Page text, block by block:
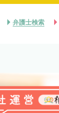
弁護士検索